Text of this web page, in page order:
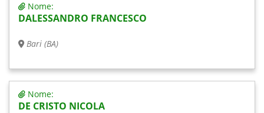
Nome:
DALESSANDRO FRANCESCO
Bari (BA)
Nome:
DE CRISTO NICOLA